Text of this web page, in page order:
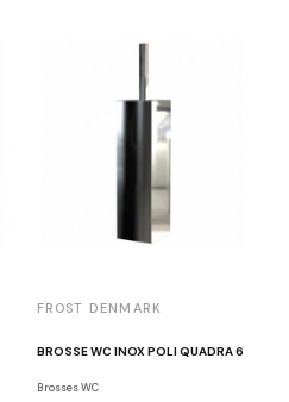
FROST DENMARK
BROSSE WC INOX POLI QUADRA 6
Brosses WC